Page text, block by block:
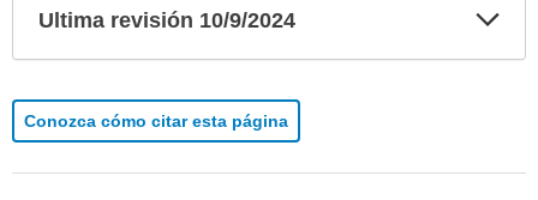
Ultima revisión 10/9/2024
Conozca cómo citar esta página